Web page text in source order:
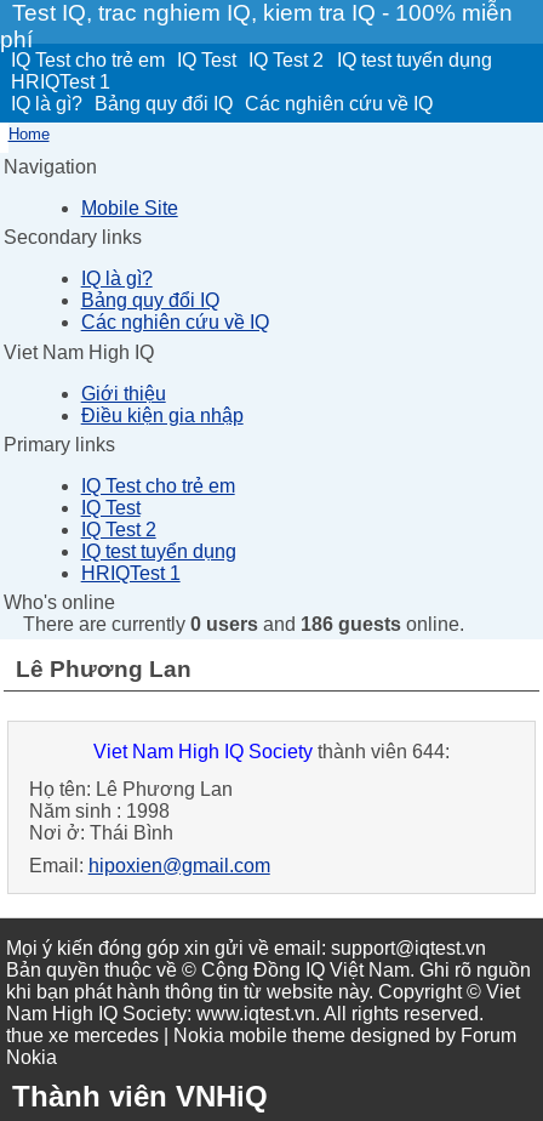
Test IQ, trac nghiem IQ, kiem tra IQ - 100% miễn
phí
IQ Test cho trẻ em IQ Test IQ Test 2
IQ test tuyển dụng
HRIQTest 1
IQ là gì?
Bảng quy đổi IQ Các nghiên cứu về IQ
Home
Navigation
Mobile Site
Secondary links
IQ là gì?
Bảng quy đổi IQ
Các nghiên cứu về IQ
Viet Nam High IQ
Giới thiệu
Điều kiện gia nhập
Primary links
IQ Test cho trẻ em
IQ Test
IQ Test 2
IQ test tuyển dụng
HRIQTest 1
Who's online
There are currently 0 usersand 186 guestsonline.
Lê Phương Lan
Viet Nam High IQ Societythành viên 644:
Họ tên: Lê Phương Lan
Năm sinh : 1998
Nơi ở: Thái Bình
Email: hipoxien@gmail.com
Mọi ý kiến đóng góp xin gửi về email: support@iqtest.vn
Bản quyền thuộc về © Cộng Đồng IQ Việt Nam. Ghi rõ nguồn
khi bạn phát hành thông tin từ website này. Copyright © Viet
Nam High IQ Society: www.iqtest.vn. All rights reserved.
thue xe mercedes | Nokia mobile theme designed by Forum
Nokia
Thành viên VNHiQ